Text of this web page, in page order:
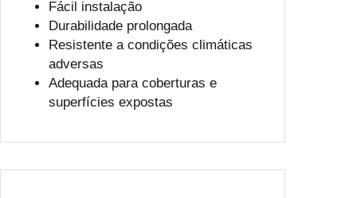
Fácil instalação
Durabilidade prolongada
Resistente a condições climáticas
adversas
Adequada para coberturas e
superfícies expostas